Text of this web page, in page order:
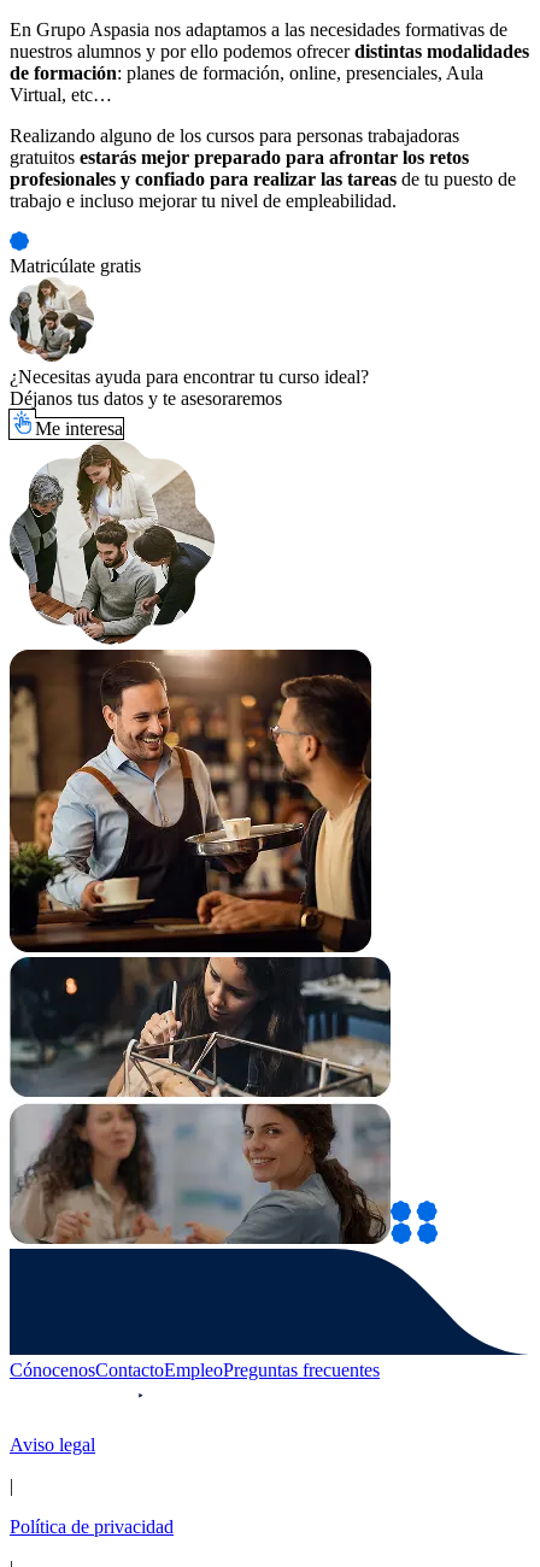
En Grupo Aspasia nos adaptamos a las necesidades formativas de
nuestros alumnos y por ello podemos ofrecerdistintas modalidades
de formación: planes de formación, online, presenciales, Aula
Virtual, etc…
Realizando alguno de los cursos para personas trabajadoras
gratuitos estarás mejor preparado para afrontar los retos
profesionales y confiado para realizar las tareas de tu puesto de
trabajo e incluso mejorar tu nivel de empleabilidad.
Matricúlate gratis
¿Necesitas ayuda para encontrar tu curso ideal?
Déjanos tus datos y te asesoraremos
Me interesa
CónocenosContactoEmpleoPreguntas frecuentes
Aviso legal
|
Política de privacidad